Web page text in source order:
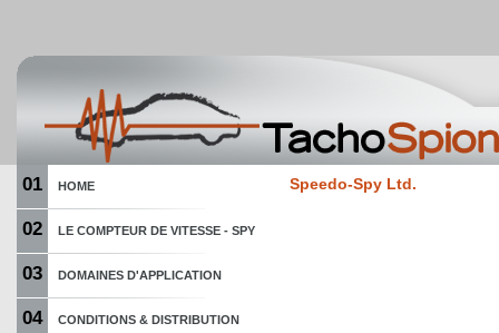
01 HOME
02 LE COMPTEUR DE VITESSE - SPY
03 DOMAINES D'APPLICATION
04 CONDITIONS & DISTRIBUTION
Speedo-Spy Ltd.